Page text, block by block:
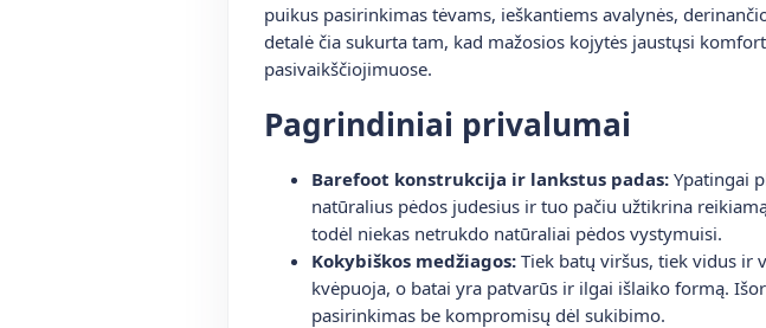
puikus pasirinkimas tėvams, ieškantiems avalynės,
detalė čia sukurta tam, kad mažosios kojytės jaustųsi
pasivaikščiojimuose.
Pagrindiniai privalumai
Barefoot konstrukcija ir lankstus padas: Ypatingai
natūralius pėdos judesius ir tuo pačiu užtikrina
todėl niekas netrukdo natūraliai pėdos vystymuisi.
Kokybiškos medžiagos: Tiek batų viršus, tiek vidus ir
kvėpuoja, o batai yra patvarūs ir ilgai išlaiko formą.
pasirinkimas be kompromisų dėl sukibimo.